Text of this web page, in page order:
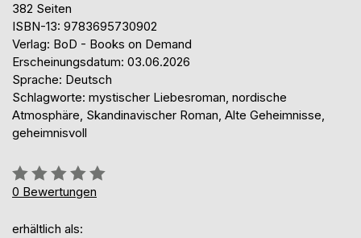
382 Seiten
ISBN-13: 9783695730902
Verlag: BoD - Books on Demand
Erscheinungsdatum: 03.06.2026
Sprache: Deutsch
Schlagworte: mystischer Liebesroman, nordische
Atmosphäre, Skandinavischer Roman, Alte Geheimnisse,
geheimnisvoll
Bewertung::
0%
0 Bewertungen
erhältlich als: